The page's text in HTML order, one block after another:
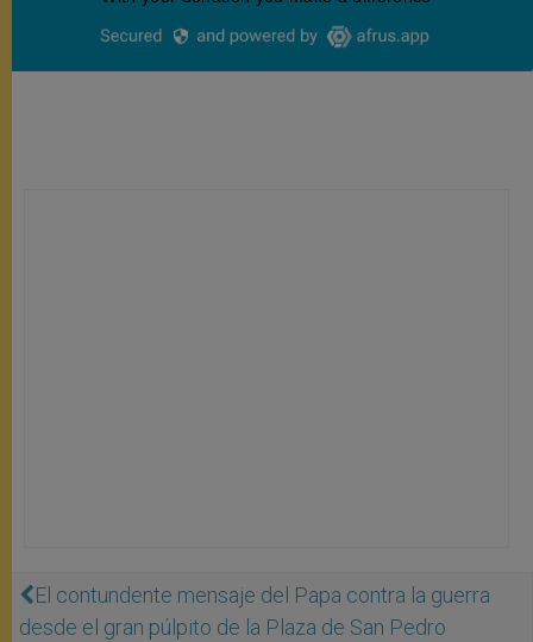
El contundente mensaje del Papa contra la guerra
desde el gran púlpito de la Plaza de San Pedro